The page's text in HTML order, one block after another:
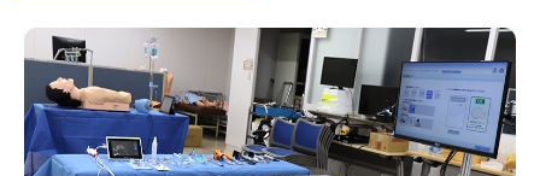
神経ブロック
お知らせ